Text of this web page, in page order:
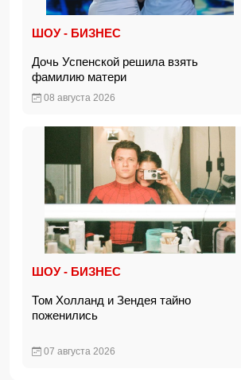
ШОУ - БИЗНЕС
Дочь Успенской решила взять
фамилию матери
08 августа 2026
ШОУ - БИЗНЕС
Том Холланд и Зендея тайно
поженились
07 августа 2026